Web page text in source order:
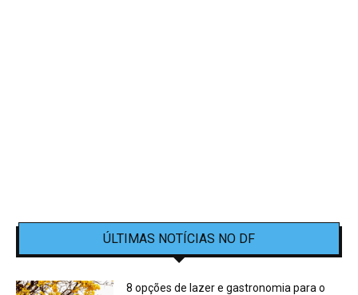
ÚLTIMAS NOTÍCIAS NO DF
8 opções de lazer e gastronomia para o